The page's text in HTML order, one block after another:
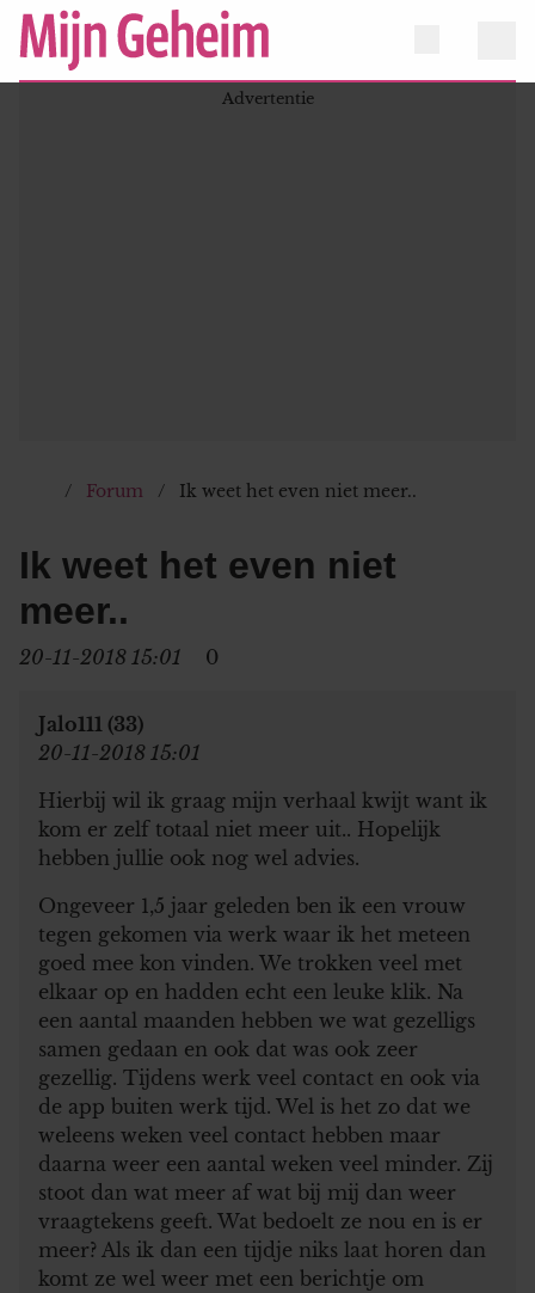
Forum Ik weet het even niet meer..
Ik weet het even niet
meer..
20-11-2018 15:01 0
Jalo111 (33)
20-11-2018 15:01
Hierbij wil ik graag mijn verhaal kwijt want ik
kom er zelf totaal niet meer uit.. Hopelijk
hebben jullie ook nog wel advies.
Ongeveer 1,5 jaar geleden ben ik een vrouw
tegen gekomen via werk waar ik het meteen
goed mee kon vinden. We trokken veel met
elkaar op en hadden echt een leuke klik. Na
een aantal maanden hebben we wat gezelligs
samen gedaan en ook dat was ook zeer
gezellig. Tijdens werk veel contact en ook via
de app buiten werk tijd. Wel is het zo dat we
weleens weken veel contact hebben maar
daarna weer een aantal weken veel minder. Zij
stoot dan wat meer af wat bij mij dan weer
vraagtekens geeft. Wat bedoelt ze nou en is er
meer? Als ik dan een tijdje niks laat horen dan
komt ze wel weer met een berichtje om